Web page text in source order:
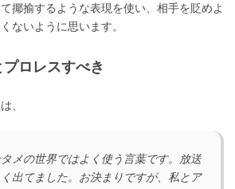
揶揄するような表現を使い、相手を貶めよ
ないように思います。
ロレスすべき
、
メの世界ではよく使う言葉です。放送
出てました。お決まりですが、私とア